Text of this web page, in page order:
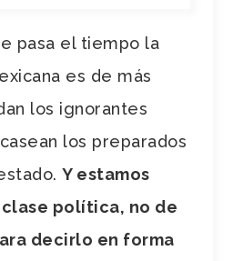
pasa el tiempo la
es de más
los ignorantes
los preparados
Y estamos
política, no de
decirlo en forma